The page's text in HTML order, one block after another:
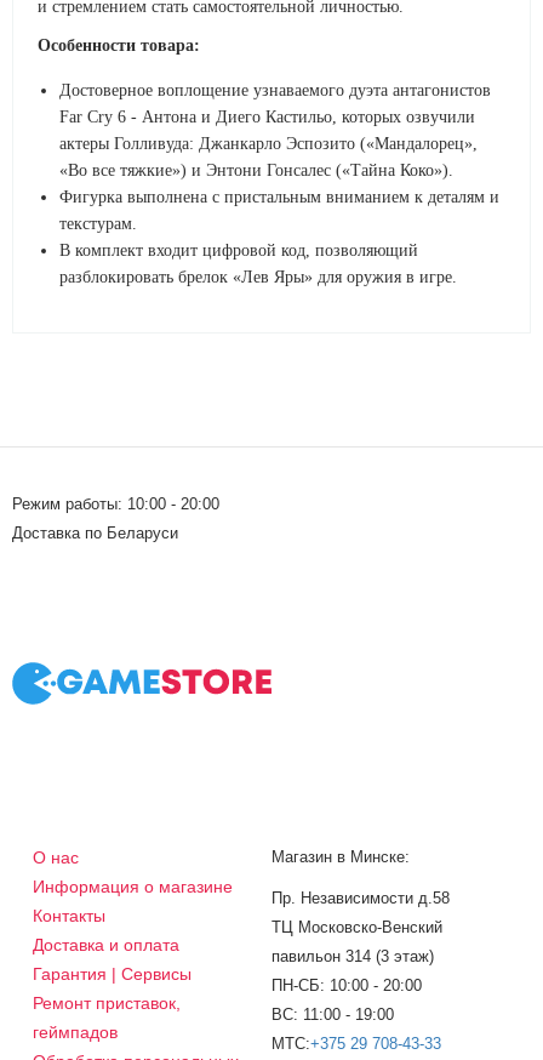
и стремлением стать самостоятельной личностью.
Особенности товара:
Достоверное воплощение узнаваемого дуэта антагонистов
Far Cry 6 - Антона и Диего Кастильо, которых озвучили
актеры Голливуда: Джанкарло Эспозито («Мандалорец»,
«Во все тяжкие») и Энтони Гонсалес («Тайна Коко»).
Фигурка выполнена с пристальным вниманием к деталям и
текстурам.
В комплект входит цифровой код, позволяющий
разблокировать брелок «Лев Яры» для оружия в игре.
Режим работы: 10:00 - 20:00
Доставка по Беларуси
О нас
Информация о магазине
Контакты
Доставка и оплата
Гарантия | Сервисы
Ремонт приставок,
геймпадов
Магазин в Минске:
Пр. Независимости д.58
ТЦ Московско-Венский
павильон 314 (3 этаж)
ПН-СБ: 10:00 - 20:00
ВС: 11:00 - 19:00
МТС:+375 29 708-43-33